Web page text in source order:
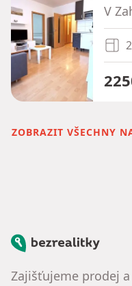
V
ZOBRAZIT VŠECHNY
Bezrealitky
Zajišťujeme prodej